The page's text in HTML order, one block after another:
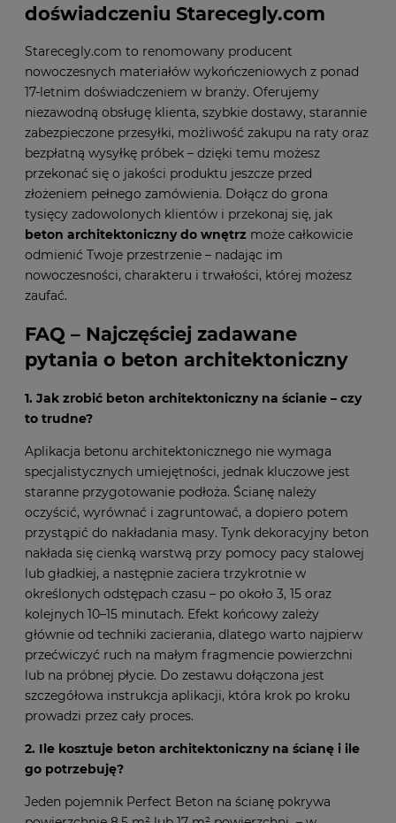
doświadczeniu Starecegly.com
Starecegly.com to renomowany producent
nowoczesnych materiałów wykończeniowych z ponad
17-letnim doświadczeniem w branży. Oferujemy
niezawodną obsługę klienta, szybkie dostawy, starannie
zabezpieczone przesyłki, możliwość zakupu na raty oraz
bezpłatną wysyłkę próbek – dzięki temu możesz
przekonać się o jakości produktu jeszcze przed
złożeniem pełnego zamówienia. Dołącz do grona
tysięcy zadowolonych klientów i przekonaj się, jak
beton architektoniczny do wnętrz może całkowicie
odmienić Twoje przestrzenie – nadając im
nowoczesności, charakteru i trwałości, której możesz
zaufać.
FAQ – Najczęściej zadawane
pytania o beton architektoniczny
1. Jak zrobić beton architektoniczny na ścianie – czy
to trudne?
Aplikacja betonu architektonicznego nie wymaga
specjalistycznych umiejętności, jednak kluczowe jest
staranne przygotowanie podłoża. Ścianę należy
oczyścić, wyrównać i zagruntować, a dopiero potem
przystąpić do nakładania masy. Tynk dekoracyjny beton
nakłada się cienką warstwą przy pomocy pacy stalowej
lub gładkiej, a następnie zaciera trzykrotnie w
określonych odstępach czasu – po około 3, 15 oraz
kolejnych 10–15 minutach. Efekt końcowy zależy
głównie od techniki zacierania, dlatego warto najpierw
przećwiczyć ruch na małym fragmencie powierzchni
lub na próbnej płycie. Do zestawu dołączona jest
szczegółowa instrukcja aplikacji, która krok po kroku
prowadzi przez cały proces.
2. Ile kosztuje beton architektoniczny na ścianę i ile
go potrzebuję?
Jeden pojemnik Perfect Beton na ścianę pokrywa